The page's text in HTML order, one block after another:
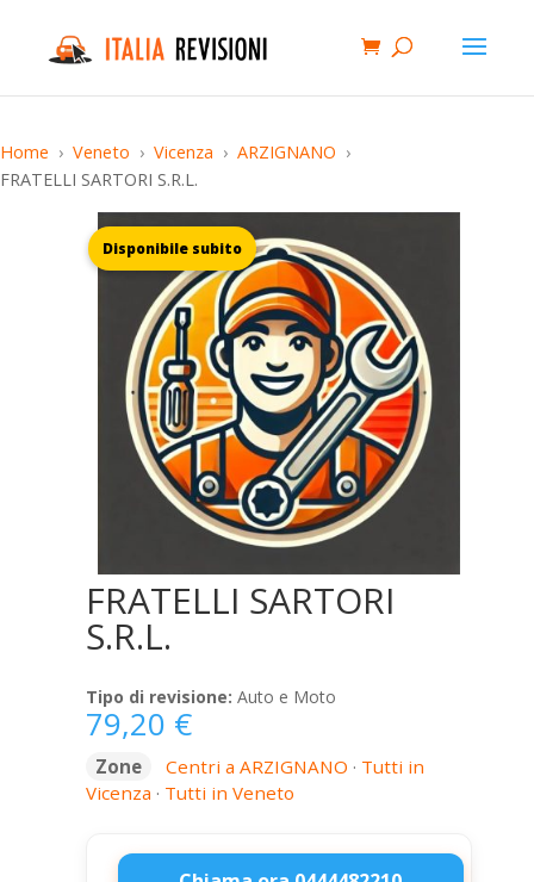
Home Veneto Vicenza
ARZIGNANO
FRATELLI SARTORI S.R.L.
FRATELLI SARTORI
S.R.L.
Tipo di revisione: Auto e Moto
79,20 €
Zone Centri a ARZIGNANO · Tutti in
Vicenza · Tutti in Veneto